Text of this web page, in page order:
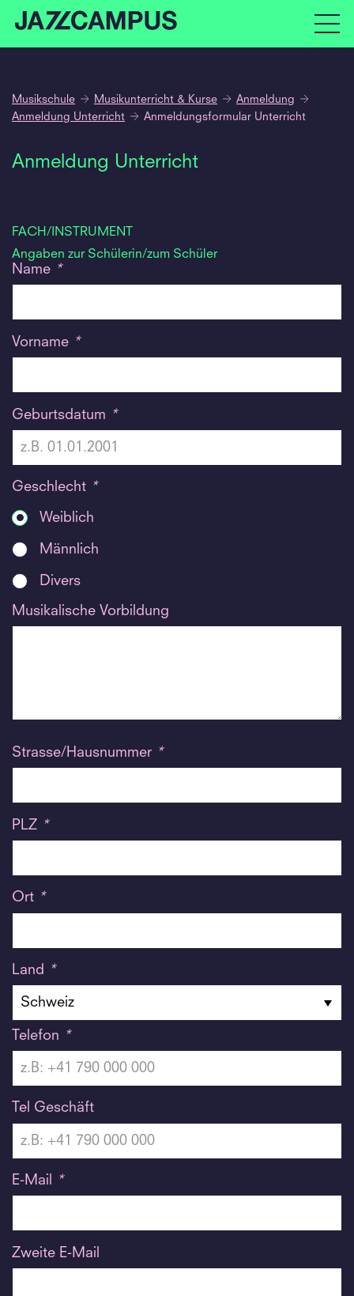
Musikschule Musikunterricht & Kurse
Anmeldung
Anmeldung Unterricht
Anmeldungsformular Unterricht
Anmeldung Unterricht
FACH/INSTRUMENT
Angaben zur Schülerin/zum Schüler
Name *
Vorname *
Geburtsdatum *
Geschlecht *
Weiblich
Männlich
Divers
Musikalische Vorbildung
Strasse/Hausnummer *
PLZ *
Ort *
Land *
Telefon *
Tel Geschäft
E-Mail *
Zweite E-Mail